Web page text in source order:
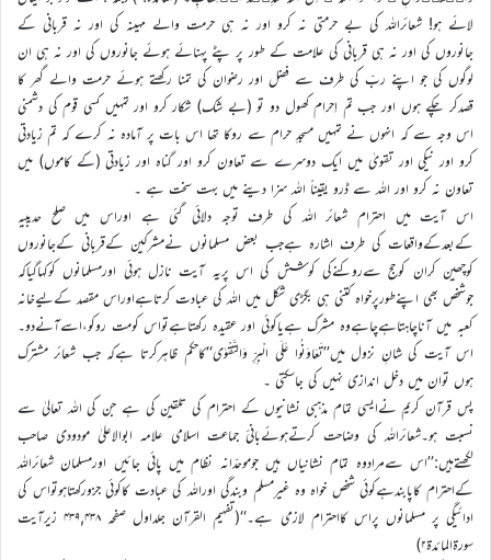
لائے ہو! شعائراللہ کى بے حرمتى نہ کرو اور نہ ہى حرمت والے مہىنہ کى اور نہ قربانى کے
جانوروں کى اور نہ ہى قربانى کى علامت کے طور پر پٹے پہنائے ہوئے جانوروں کى اور نہ ہى ان
لوگوں کى جو اپنے ربّ کى طرف سے فضل اور رضوان کى تمنا رکھتے ہوئے حرمت والے گھر کا
قصدکر چکے ہوں اور جب تم اِحرام کھول دو تو (بے شک) شکار کرو اور تمہىں کسى قوم کى دشمنى
اس وجہ سے کہ انہوں نے تمہىں مسجدِ حرام سے روکا تھا اس بات پر آمادہ نہ کرے کہ تم زىادتى
کرو اور نىکى اور تقوىٰ مىں اىک دوسرے سے تعاون کرو اور گناہ اور زىادتى (کے کاموں) مىں
تعاون نہ کرو اور اللہ سے ڈرو ىقىناً اللہ سزا دىنے مىں بہت سخت ہے ۔
اس آیت میں احترام شعائر اللہ کی طرف توجہ دلائی گئی ہے اوراس میں صلح حدیبیہ
کےبعدکےواقعات کی طرف اشارہ ہےجب بعض مسلمانوں نےمشرکین کےقربانی کےجانوروں
کوچھین کران کوحج سےروکنےکی کوشش کی اس پریہ آیت نازل ہوئی اورمسلمانوں کوکہاگیاکہ
جوشخص بھی اپنےطورپرخواہ کتنی ہی بگڑی شکل میں اللہ کی عبادت کرتاہےاوراس مقصد کےلیےخانہ
کعبہ میں آناچاہتاہےچاہےوہ مشرک ہےیاکوئی اور عقیدہ رکھتاہےتواس کومت روکو،اسےآنےدو۔
اس آیت کی شانِ نزول میں’’تَعَاوَنُوا عَلَى الْبِرِّ وَالتَّقْوٰی‘‘کاحکم ظاہرکرتا ہےکہ جب شعائر مشترک
ہوں توان میں دخل اندازی نہیں کی جاسکتی ۔
پس قرآن کریم نےایسی تمام مذہبی نشانیوں کے احترام کی تلقین کی ہے جن کی اللہ تعالیٰ سے
نسبت ہو۔شعائراللہ کی وضاحت کرتےہوئےبانیٔ جماعت اسلامی علامہ ابوالاعلیٰ مودودی صاحب
لکھتےہیں:’’اس سےمرادوہ تمام نشانیاں ہیں جوموحدّانہ نظام میں پائی جائیں اورمسلمان شعائراللہ
کےاحترام کاپابندہےکوئی شخص خواہ وہ غیرمسلم وبندگی اوراللہ کی عبادت کاکوئی جزورکھتاہوتواس کی
ادائیگی پر مسلمانوں پراس کااحترام لازمی ہے۔‘‘(تفہیم القرآن جلداول صفحہ ۴۳۹,۴۳۸ زیرآیت
سورةالمائدة۲)